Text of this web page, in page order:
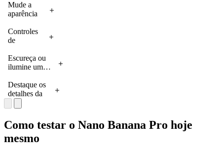
antiga com
caixa de
colocada em
uma mesa de
baixa em
frente ao
quarto está
pouco
quente vindo
de uma
janela à
precisam ser
consistentes,
podem e
devem ser
diferentes
ângulos e
forma mais
natural e
com que a cor
e a iluminação
pareçam
Mude a
aparência
imagem
para várias
adaptando
a
Prompt:
mude a
proporção
para 1:1
reduzindo
o plano de
fundo. O
Controles
de
e foco
aplicados
transformar
uma cena
do dia para
a noite.
Prompt:
Transforme
esta cena
Escureça ou
ilumine uma
imagem com
controles de
iluminação
para
conseguir
efeitos
dramáticos
Destaque os
detalhes da
sua
composição
ajustando a
profundidade
de campo ou
Como testar o Nano Banana Pro hoje
mesmo